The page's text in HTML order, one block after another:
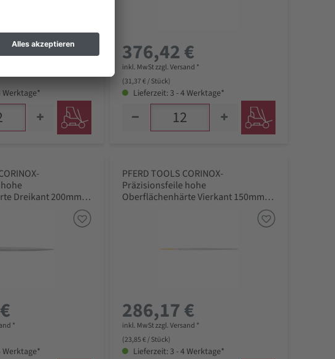
*
Werktage*
376,42 €
inkl. MwSt zzgl. Versand *
(31,37 € / Stück)
Lieferzeit: 3 - 4 Werktage*
Dreikant 200mm
*
Werktage*
PFERD TOOLS CORINOX-
Präzisionsfeile hohe
Oberflächenhärte Vierkant 150mm
286,17 €
inkl. MwSt zzgl. Versand *
(23,85 € / Stück)
Lieferzeit: 3 - 4 Werktage*